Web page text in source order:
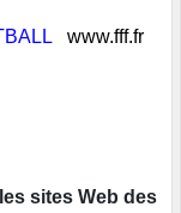
www.fff.fr
sites Web des